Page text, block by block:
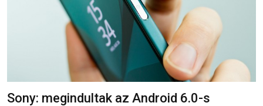
Sony: megindultak az Android 6.0-s